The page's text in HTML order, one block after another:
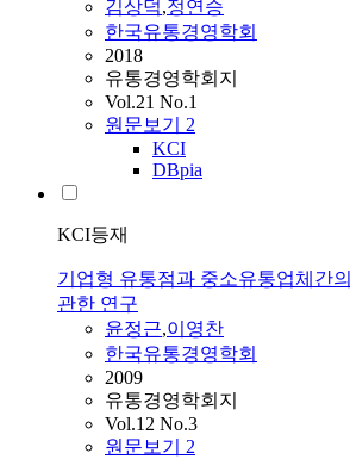
김상덕,정연승
한국유통경영학회
2018
유통경영학회지
Vol.21 No.1
원문보기 2
KCI
DBpia
KCI등재
기업형 유통점과 중소유통업체간
관한 연구
윤정근,이영찬
한국유통경영학회
2009
유통경영학회지
Vol.12 No.3
원문보기 2